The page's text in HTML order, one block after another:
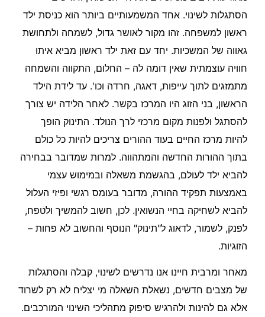
הסתגלות לשינוי. אחד המשמעותיים ביותר הוא כניסת ילד
ראשון למשפחה. זהו מקור לאושר גדול, לשמחה ולתחושת
גאווה של המשכיות. יחד עם זאת ילד ראשון מביא איתו
חוויה עוצמתית שאין דומה לה – החלום, התקווה והשמחה
מתמזגים לתוך עייפות, דאגה, חרדה וכו'. עד לידת הילד
הראשון, בני הזוג היו המרכז בקשר. לאחר הלידה יש צורך
להסתגל ולפנות מקום מרכזי לרך הנולד. התינוק הופך
להיות מרכז החיים בעוד ההורים צריכים להיות כל כולם
בתוך ההורות החדשה והמתהווה. למרות שמדובר בבחירה
להביא ילד לעולם, בהגשמת משאלה ובמימוש עצמי
באמצעות תפקיד ההורה, מדובר בעומס רגשי ופיזי העלול
להביא לשחיקה בחיי הנשואין. לכן, חשוב להמשיך ולטפח,
לפנק, לשמור, לדאוג ל"תינוק" הנוסף והחשוב לא פחות –
הזוגיות.
מאחר ומרבית חיינו אנו נדרשים לשינוי, קבלה והסתגלות
של מצבים חדשים, נשאלת השאלה מי יצליח לא רק לשרוד
אלא גם להינות ולהרגיש סיפוק מתהליכי השינוי המורכבים.